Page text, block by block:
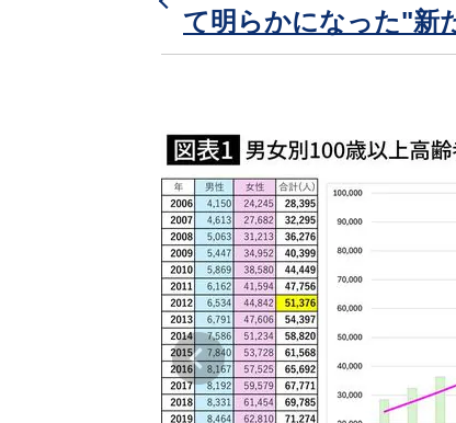
て明らかになった"新